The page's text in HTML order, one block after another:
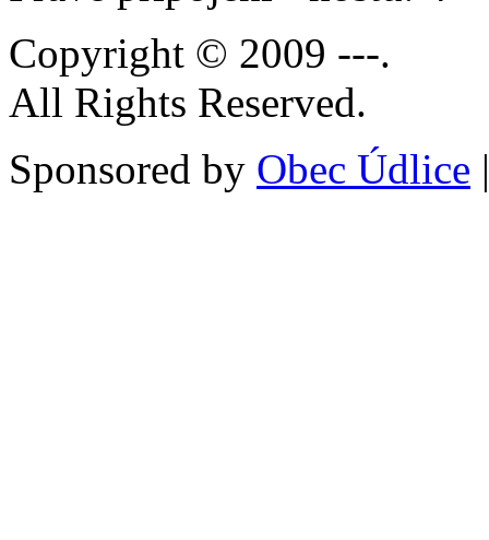
Copyright © 2009 ---.
All Rights Reserved.
Sponsored by Obec Údlice